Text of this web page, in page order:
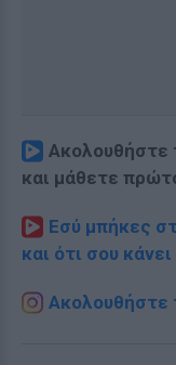
Ακολουθήστε
και μάθετε
Εσύ μπήκες
και ότι σου κάνει
Ακολουθήστε